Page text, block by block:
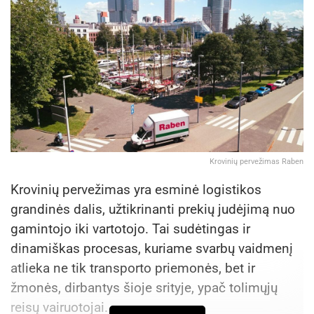
Orkaitėje kepta dorada su pomidorais
Porcijos: 4
Gaminimo laikas: 35 min.
Reikės:
2-3 prinokusių pomidorų,
1 svogūno,
3 skiltelių česnako,
300 ml alyvuogių aliejaus,
200 ml baltojo vyno,
1 šaukštelio maltos paprikos,
Krovinių pervežimas Raben
Krovinių pervežimas yra esminė logistikos
grandinės dalis, užtikrinanti prekių judėjimą nuo
gamintojo iki vartotojo. Tai sudėtingas ir
dinamiškas procesas, kuriame svarbų vaidmenį
atlieka ne tik transporto priemonės, bet ir
žmonės, dirbantys šioje srityje, ypač tolimųjų
reisų vairuotojai.